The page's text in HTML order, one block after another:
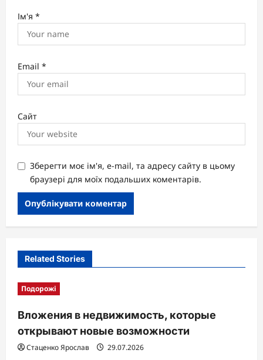
Ім'я *
Email *
Сайт
Зберегти моє ім'я, e-mail, та адресу сайту в цьому
браузері для моїх подальших коментарів.
Related Stories
Подорожі
Вложения в недвижимость, которые
открывают новые возможности
Стаценко Ярослав 29.07.2026